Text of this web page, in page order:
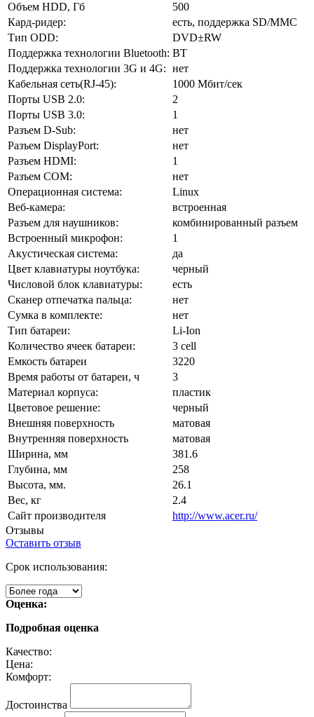
Объем HDD, Гб
500
Кард-ридер:
есть, поддержка SD/MMC
Тип ODD:
DVD±RW
Поддержка технологии Bluetooth: BT
Поддержка технологии 3G и 4G: нет
Кабельная сеть(RJ-45):
1000 Мбит/сек
Порты USB 2.0:
2
Порты USB 3.0:
1
Разъем D-Sub:
нет
Разъем DisplayPort:
нет
Разъем HDMI:
1
Разъем COM:
нет
Операционная система:
Linux
Веб-камера:
встроенная
Разъем для наушников:
комбинированный разъем
Встроенный микрофон:
1
Акустическая система:
да
Цвет клавиатуры ноутбука:
черный
Числовой блок клавиатуры:
есть
Сканер отпечатка пальца:
нет
Сумка в комплекте:
нет
Тип батареи:
Li-Ion
Количество ячеек батареи:
3 cell
Емкость батареи
3220
Время работы от батареи, ч
3
Материал корпуса:
пластик
Цветовое решение:
черный
Внешняя поверхность
матовая
Внутренняя поверхность
матовая
Ширина, мм
381.6
Глубина, мм
258
Высота, мм.
26.1
Вес, кг
2.4
Сайт производителя
http://www.acer.ru/
Отзывы
Оставить отзыв
Срок использования:
Оценка:
Подробная оценка
Качество:
Цена:
Комфорт:
Достоинства